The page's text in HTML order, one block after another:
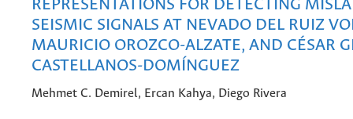
REPRESENTATIONS FOR DETECTING
SEISMIC SIGNALS AT NEVADO DEL RUIZ
MAURICIO OROZCO-ALZATE, AND CÉSAR
CASTELLANOS-DOMÍNGUEZ
Mehmet C. Demirel, Ercan Kahya, Diego Rivera